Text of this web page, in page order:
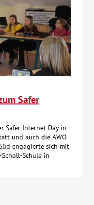
Safer
Safer Internet Day in
und auch die AWO
engagierte sich mit
Schule in